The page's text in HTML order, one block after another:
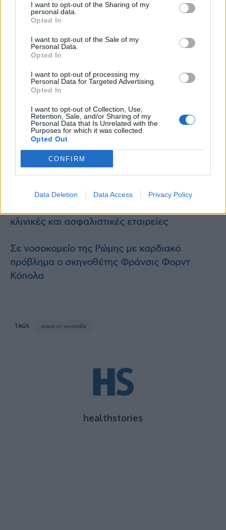
I want to opt-out of the Sharing of my
personal data.
Opted In
I want to opt-out of the Sale of my
Personal Data.
Opted In
I want to opt-out of processing my
Personal Data for Targeted Advertising.
Opted In
I want to opt-out of Collection, Use,
Retention, Sale, and/or Sharing of my
Personal Data that Is Unrelated with the
Purposes for which it was collected.
Opted Out
CONFIRM
Data Deletion Data Access Privacy Policy
σε μεγαλύτερα ψάρια
Το σκουμπρί προσφέρει πολλά οφέλη για την
καρδιά, παρόμοια με τον σολομό και τις
Συνήθως έχει χαμηλότερη περιεκτικότητα σε
υδράργυρο από άλλες επιλογές όπως ο τόνος,
γεγονός που τον καθιστά ασφαλέστερη
επιλογή.
Διαβάστε επίσης
Το 34% των δαπανών υγείας καλύπτεται από
κλινικές και ασφαλιστικές εταιρείες
Σε νοσοκομείο της Ρώμης με καρδιακό
πρόβλημα ο σκηνοθέτης Φράνσις Φορντ
Κόπολα
TAGS ψάρια σε κονσέρβα
healthstories